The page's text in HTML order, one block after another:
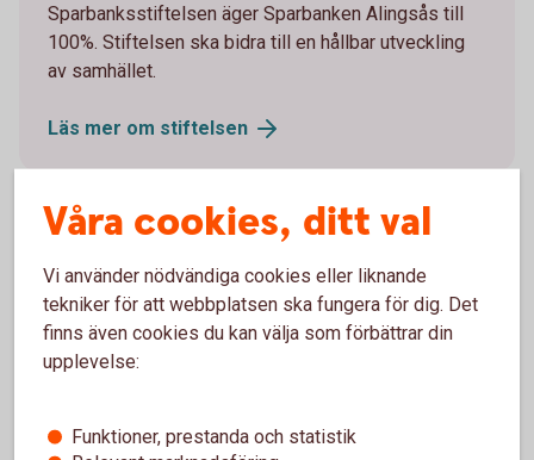
Sparbanksstiftelsen äger Sparbanken Alingsås till
100%. Stiftelsen ska bidra till en hållbar utveckling
av samhället.
Läs mer om stiftelsen
Våra cookies, ditt val
Vi använder nödvändiga cookies eller liknande
tekniker för att webbplatsen ska fungera för dig. Det
finns även cookies du kan välja som förbättrar din
upplevelse:
Funktioner, prestanda och statistik